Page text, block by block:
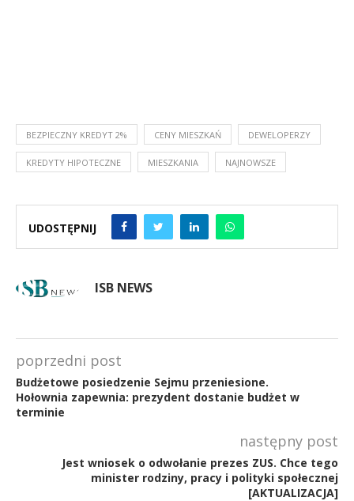
BEZPIECZNY KREDYT 2% CENY MIESZKAŃ DEWELOPERZY
KREDYTY HIPOTECZNE MIESZKANIA NAJNOWSZE
UDOSTĘPNIJ
ISB NEWS
poprzedni post
Budżetowe posiedzenie Sejmu przeniesione.
Hołownia zapewnia: prezydent dostanie budżet w
terminie
następny post
Jest wniosek o odwołanie prezes ZUS. Chce tego
minister rodziny, pracy i polityki społecznej
[AKTUALIZACJA]